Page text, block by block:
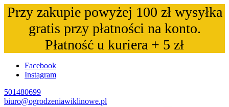
Przy zakupie powyżej 100 zł wysyłka
gratis przy płatności na konto.
Płatność u kuriera + 5 zł
Facebook
Instagram
501480699
biuro@ogrodzeniawiklinowe.pl